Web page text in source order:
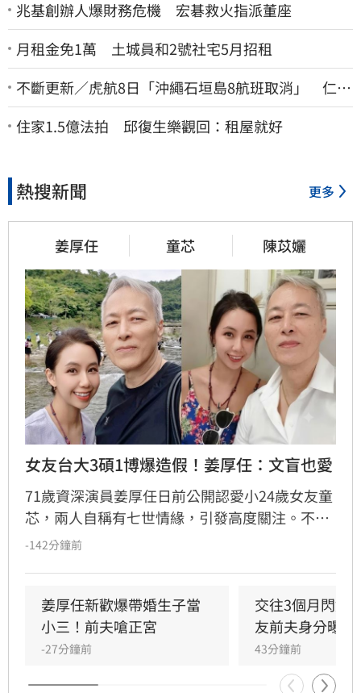
兆基創辦人爆財務危機 宏碁救火指派董座
月租金免1萬 土城員和2號社宅5月招租
不斷更新／虎航8日「沖繩石垣島8航班取消」 仁川
返台班機提前1天起飛
住家1.5億法拍 邱復生樂觀回：租屋就好
熱搜新聞 更多
姜厚任 童芯 陳苡孋
女友台大3碩1博爆造假！姜厚任：文盲也愛
71歲資深演員姜厚任日前公開認愛小24歲女友童
芯，兩人自稱有七世情緣，引發高度關注。不料
童芯隨即遭網友起底，不僅宣稱的台大「3碩1
姻史也遭挖出。面對外界排山倒海的質疑聲浪，
姜厚任展現霸氣護愛態度，強調感情不受學歷與
背景影響，更笑稱即便女友是文盲也照樣喜歡，
不受外界負面傳聞干擾，堅定捍衛這段相差39歲
-142分鐘前
姜厚任新歡爆帶婚生子當
小三！前夫嗆正宮
-27分鐘前
交往3個月閃婚
友前夫身分曝光
43分鐘前